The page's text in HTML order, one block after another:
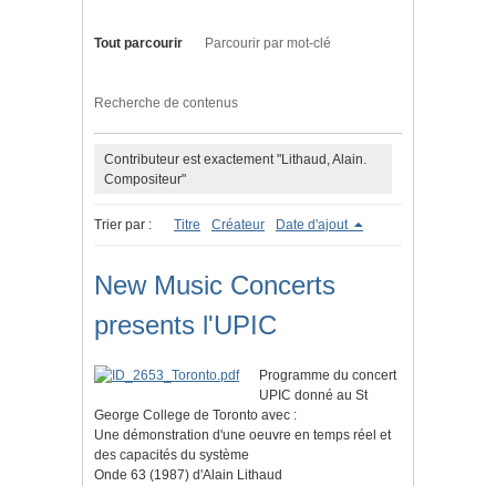
Tout parcourir Parcourir par mot-clé
Recherche de contenus
Contributeur est exactement "Lithaud, Alain.
Compositeur"
Trier par : Titre Créateur Date d'ajout
New Music Concerts
presents l'UPIC
Programme du concert
UPIC donné au St
George College de Toronto avec :
Une démonstration d'une oeuvre en temps réel et
des capacités du système
Onde 63 (1987) d'Alain Lithaud